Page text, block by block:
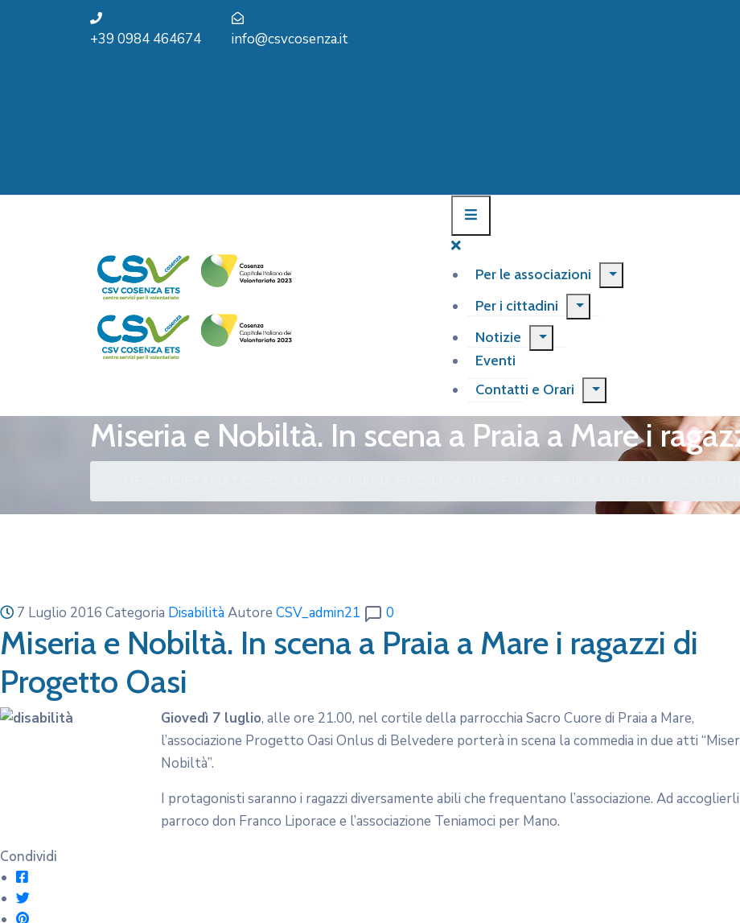
+39 0984 464674 info@csvcosenza.it
Per le associazioni
Per i cittadini
Notizie
Eventi
Contatti e Orari
Miseria e Nobiltà. In scena a Praia a Mare i
7 Luglio 2016 Categoria DisabilitàAutore CSV_admin21 0
Miseria e Nobiltà. In scena a Praia a Mare i ragazzi di
Progetto Oasi
Giovedì 7 luglio, alle ore 21.00, nel cortile della parrocchia Sacro Cuore di Praia a Mare,
l’associazione Progetto Oasi Onlus di Belvedere porterà in scena la commedia in due atti
Nobiltà”.
I protagonisti saranno i ragazzi diversamente abili che frequentano l’associazione. Ad
parroco don Franco Liporace e l’associazione Teniamoci per Mano.
Condividi